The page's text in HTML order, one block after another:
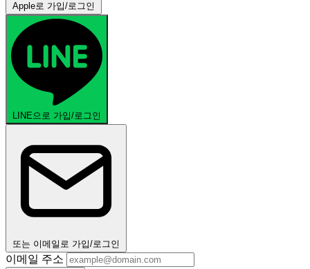
Apple로 가입/로그인
LINE으로 가입/로그인
또는 이메일로 가입/로그인
이메일 주소